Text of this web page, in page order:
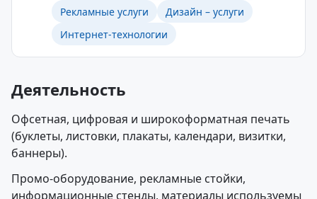
Рекламные услуги
Дизайн – услуги
Интернет-технологии
Деятельность
Офсетная, цифровая и широкоформатная печать
(буклеты, листовки, плакаты, календари, визитки,
баннеры).
Промо-оборудование, рекламные стойки,
информационные стенды, материалы используемы